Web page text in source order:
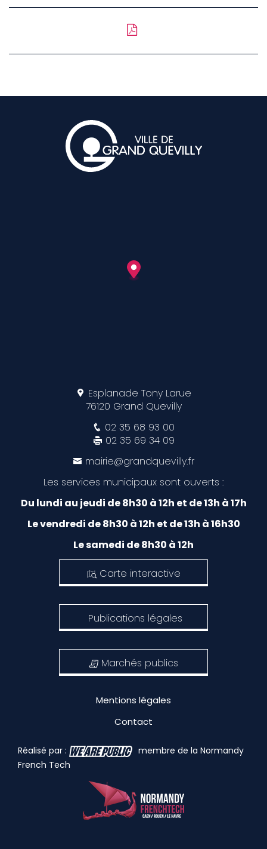
Esplanade Tony Larue
76120 Grand Quevilly
02 35 68 93 00
02 35 69 34 09
mairie@grandquevilly.fr
Les services municipaux sont ouverts :
Du lundi au jeudi de 8h30 à 12h et de 13h à 17h
Le vendredi de 8h30 à 12h et de 13h à 16h30
Le samedi de 8h30 à 12h
Carte interactive
Publications légales
Marchés publics
Mentions légales
Contact
Réalisé par :
membre de la Normandy
French Tech